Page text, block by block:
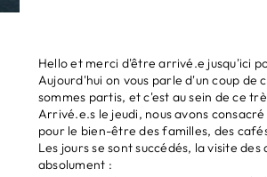
Hello et merci d'être arrivé.e jusqu'ici
Aujourd'hui on vous parle d'un coup de
sommes partis, et c'est au sein de ce
Arrivé.e.s le jeudi, nous avons
pour le bien-être des familles, des
Les jours se sont succédés, la visite
absolument :